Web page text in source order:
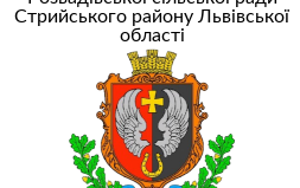
Стрийського району Львівської
області